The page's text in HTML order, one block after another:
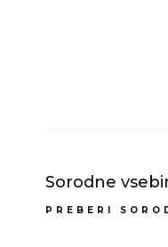
Sorodne
PREBERI